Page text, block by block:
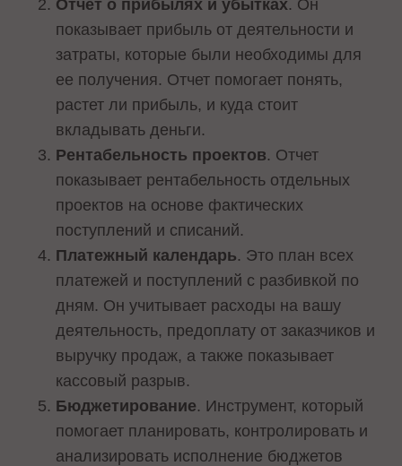
Отчет о прибылях и убытках. Он
показывает прибыль от деятельности и
затраты, которые были необходимы для
ее получения. Отчет помогает понять,
растет ли прибыль, и куда стоит
вкладывать деньги.
Рентабельность проектов. Отчет
показывает рентабельность отдельных
проектов на основе фактических
поступлений и списаний.
Платежный календарь. Это план всех
платежей и поступлений с разбивкой по
дням. Он учитывает расходы на вашу
деятельность, предоплату от заказчиков и
выручку продаж, а также показывает
кассовый разрыв.
Бюджетирование. Инструмент, который
помогает планировать, контролировать и
анализировать исполнение бюджетов